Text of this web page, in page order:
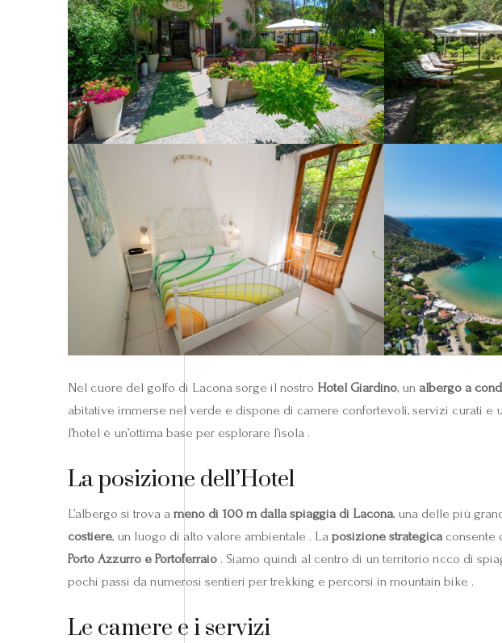
Nel cuore del golfo di Lacona sorge il nostro Hotel Giardino, un albergo a
abitative immerse nel verde e dispone di camere confortevoli, servizi curati e
l’hotel è un’ottima base per esplorare l’isola .
La posizione dell’Hotel
L’albergo si trova a meno di 100 m dalla spiaggia di Lacona, una delle più
costiere, un luogo di alto valore ambientale . La posizione strategicaconsente
Porto Azzurro e Portoferraio . Siamo quindi al centro di un territorio ricco di
pochi passi da numerosi sentieri per trekking e percorsi in mountain bike .
Le camere e i servizi